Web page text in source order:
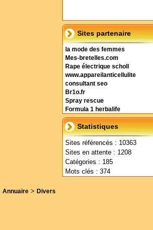
Sites partenaire
la mode des femmes
Mes-bretelles.com
Rape électrique scholl
www.appareilanticellulite
consultant seo
Br1o.fr
Spray rescue
Formula 1 herbalife
Statistiques
Sites référencés : 10363
Sites en attente : 1208
Catégories : 185
Mots clés : 374
Annuaire > Divers